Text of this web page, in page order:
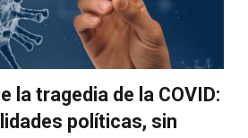
la tragedia de la COVID:
políticas, sin